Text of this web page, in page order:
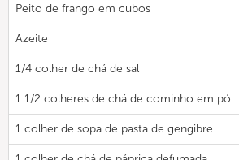
Peito de frango em cubos
Azeite
1/4 colher de chá de sal
1 1/2 colheres de chá de cominho em pó
1 colher de sopa de pasta de gengibre